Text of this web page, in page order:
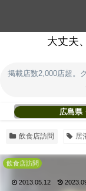
大丈夫
掲載店数2,000店超。
広島県
飲食店訪問 居
飲食店訪問
2013.05.12